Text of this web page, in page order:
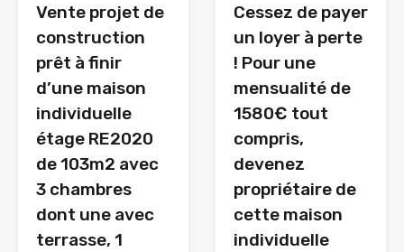
Vente projet de
construction
prêt à finir
d’une maison
individuelle
étage RE2020
de 103m2 avec
3 chambres
dont une avec
terrasse, 1
Cessez de payer
un loyer à perte
! Pour une
mensualité de
1580€ tout
compris,
devenez
propriétaire de
cette maison
individuelle